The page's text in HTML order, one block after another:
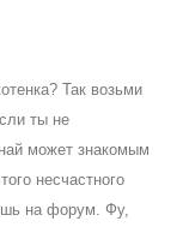
Так возьми
ты не
может знакомым
несчастного
на форум. Фу,